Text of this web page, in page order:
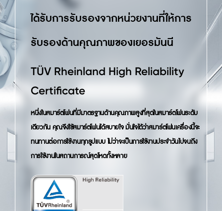
ได้รับการรับรองจากหน่วยงานที่ให้การ
รับรองด้านคุณภาพของเยอรมันนี
TÜV Rheinland High Reliability
Certificate
หนึ่งในสมาร์ตโฟนที่มีมาตรฐานด้านคุณภาพสูงที่สุดในสมาร์ตโฟนระดับ
เดียวกัน คุณจึงใช้สมาร์ตโฟนได้สบายใจ มั่นใจได้ว่าสมาร์ตโฟนเครื่องนี้จะ
ทนทานต่อการใช้งานทุกรูปแบบ ไม่ว่าจะเป็นการใช้งานประจำวันไปจนถึง
การใช้งานในสถานการณ์สุดโหดทั้งหลาย